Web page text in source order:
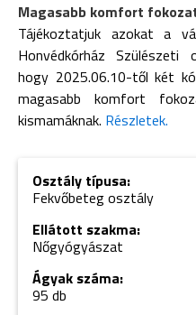
Magasabb komfort
Tájékoztatjuk azokat a
Honvédkórház Szülészeti
hogy 2025.06.10-től két
magasabb komfort
kismamáknak. Részletek.
Osztály típusa:
Fekvőbeteg osztály
Ellátott szakma:
Nőgyógyászat
Ágyak száma:
95 db